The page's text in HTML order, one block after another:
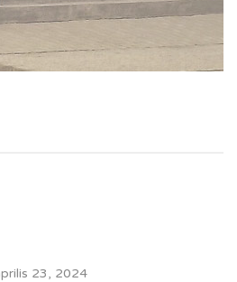
23, 2024